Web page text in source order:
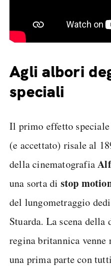
Agli albori
speciali
Il primo effetto
(e accettato) risale al
della cinematografia
una sorta di stop
del lungometraggio
Stuarda. La scena della
regina britannica
una prima parte con